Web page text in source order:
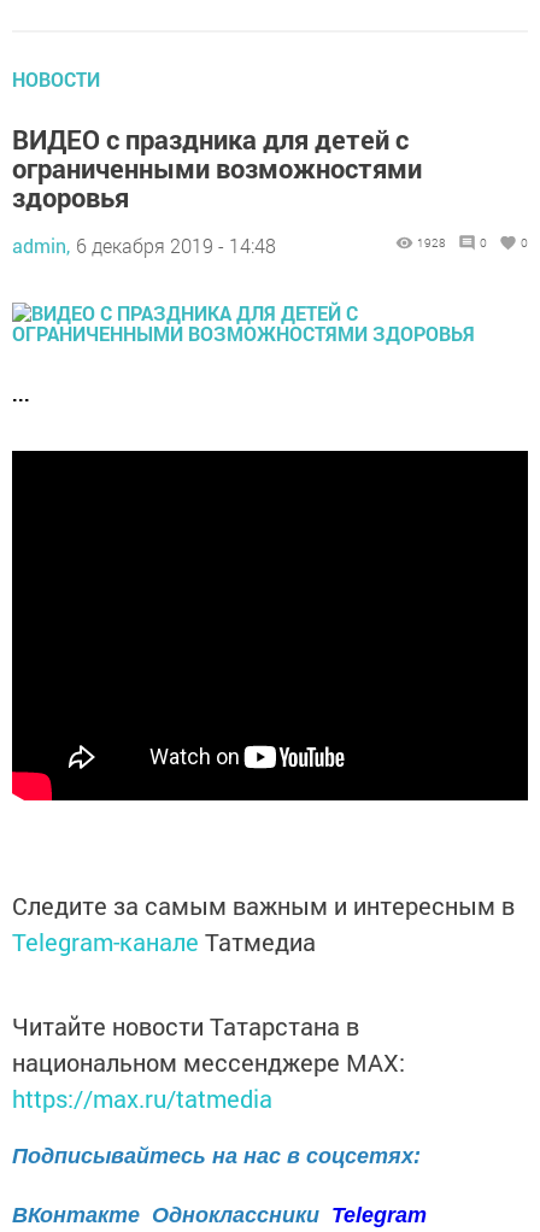
НОВОСТИ
ВИДЕО с праздника для детей с
ограниченными возможностями
здоровья
admin, 6 декабря 2019 - 14:48 1928 0 0
...
Следите за самым важным и интересным в
Telegram-канале Татмедиа
Читайте новости Татарстана в
национальном мессенджере MАХ:
https://max.ru/tatmedia
Подписывайтесь на нас в соцсетях:
ВКонтакте Одноклассники Telegram